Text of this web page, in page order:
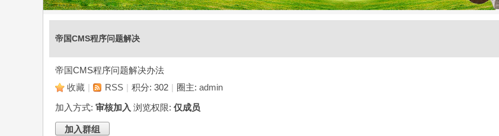
帝国CMS程序问题解决
帝国CMS程序问题解决办法
收藏 | RSS | 积分: 302 | 圈主: admin
加入方式: 审核加入 浏览权限: 仅成员
加入群组